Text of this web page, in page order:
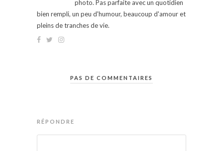
photo. Pas parfaite avec un quotidien
bien rempli, un peu d'humour, beaucoup d'amour et
pleins de tranches de vie.
PAS DE COMMENTAIRES
RÉPONDRE